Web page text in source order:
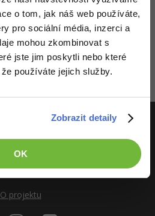
o tom, jak náš web používáte,
pro sociální média, inzerci a
mohou zkombinovat s
jste jim poskytli nebo které
používáte jejich služby.
Zobrazit detaily
OK
(AI) -10%
aby byly zdejší diskuze co
také mohou přispívat pouze
zapojení do diskuze se
přihlas
zaregistruj se, je to zdarma.
národ IT
O projektu